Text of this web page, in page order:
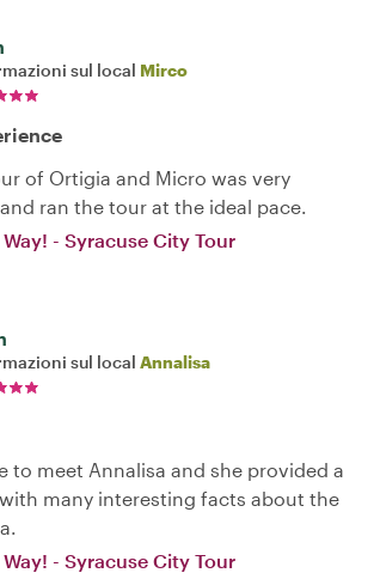
sul local Mirco
of Ortigia and Micro was very
ran the tour at the ideal pace.
- Syracuse City Tour
sul local Annalisa
to meet Annalisa and she provided a
many interesting facts about the
- Syracuse City Tour